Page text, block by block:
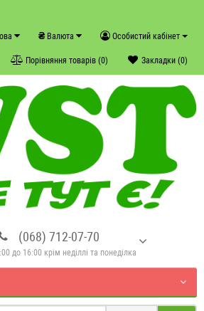
Особистий кабінет
₴ Валюта
Закладки (0)
Порівняння товарів (0)
(068) 712-07-70
до 16:00 крім неділлі та понеділка